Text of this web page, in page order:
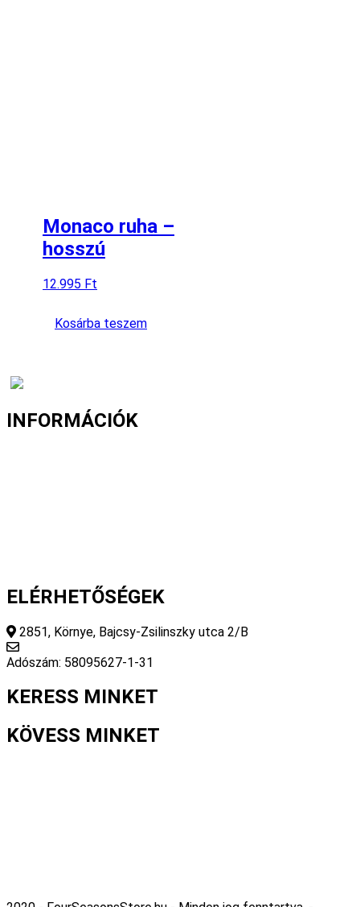
Monaco ruha –
hosszú
12.995 Ft
Kosárba teszem
INFORMÁCIÓK
ELÉRHETŐSÉGEK
2851, Környe, Bajcsy-Zsilinszky utca 2/B
Adószám: 58095627-1-31
KERESS MINKET
KÖVESS MINKET